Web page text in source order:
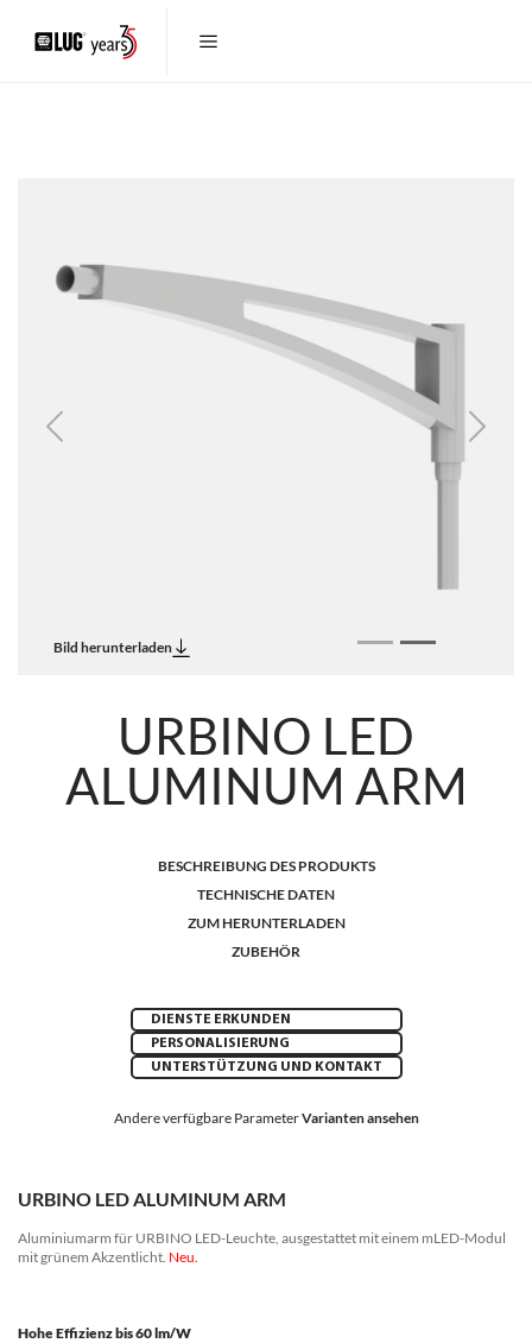
Previous Next
Bild herunterladen
URBINO LED
ALUMINUM ARM
BESCHREIBUNG DES PRODUKTS
TECHNISCHE DATEN
ZUM HERUNTERLADEN
ZUBEHÖR
DIENSTE ERKUNDEN
PERSONALISIERUNG
UNTERSTÜTZUNG UND KONTAKT
Andere verfügbare ParameterVarianten ansehen
URBINO LED ALUMINUM ARM
Aluminiumarm für URBINO LED-Leuchte, ausgestattet mit einem mLED-Modul
mit grünem Akzentlicht. Neu.
Hohe Effizienz bis 60 lm/W